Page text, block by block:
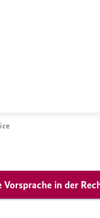
Vorsprache in der